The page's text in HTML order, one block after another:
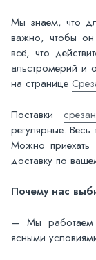
Мы знаем, что
важно, чтобы он
всё, что
альстромерий и
на странице
Поставки
регулярные.
Можно
доставку по
Почему нас
— Мы работаем
ясными